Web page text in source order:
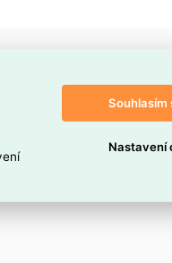
downlighty,
Bern 3000K 5W
Souhlasím
Nastavení